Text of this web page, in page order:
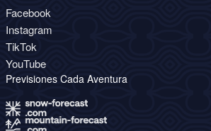
Facebook
Instagram
TikTok
YouTube
Previsiones Cada Aventura